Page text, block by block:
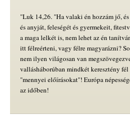
"Luk 14,26. "Ha valaki én hozzám jő,
és anyját, feleségét és gyermekeit,
a maga lelkét is, nem lehet az én
itt félreérteni, vagy félre magyarázni?
nem ilyen világosan van
vallásháborúban mindkét keresztény
"mennyei előírásokat"! Európa
az időben!